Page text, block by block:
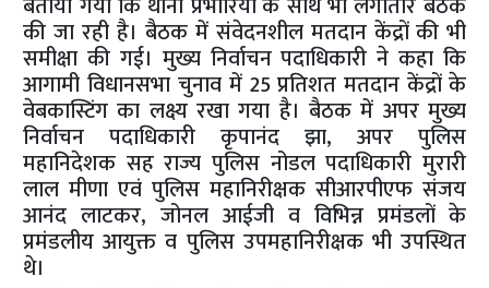
की जा रही है। बैठक में संवेदनशील मतदान केंद्रों की भी
समीक्षा की गई। मुख्य निर्वाचन पदाधिकारी ने कहा कि
आगामी विधानसभा चुनाव में 25 प्रतिशत मतदान केंद्रों के
वेबकास्टिंग का लक्ष्य रखा गया है। बैठक में अपर मुख्य
निर्वाचन पदाधिकारी कृपानंद झा, अपर पुलिस
महानिदेशक सह राज्य पुलिस नोडल पदाधिकारी मुरारी
लाल मीणा एवं पुलिस महानिरीक्षक सीआरपीएफ संजय
आनंद लाटकर, जोनल आईजी व विभिन्न प्रमंडलों के
प्रमंडलीय आयुक्त व पुलिस उपमहानिरीक्षक भी उपस्थित
थे।